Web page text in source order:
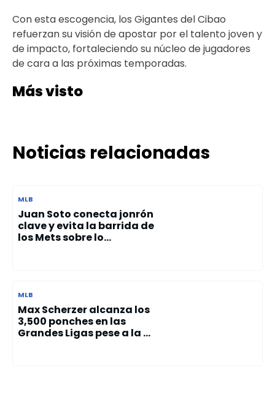
Con esta escogencia, los Gigantes del Cibao
refuerzan su visión de apostar por el talento joven y
de impacto, fortaleciendo su núcleo de jugadores
de cara a las próximas temporadas.
Más visto
Noticias relacionadas
MLB
Juan Soto conecta jonrón
clave y evita la barrida de
los Mets sobre lo...
MLB
Max Scherzer alcanza los
3,500 ponches en las
Grandes Ligas pese a la ...